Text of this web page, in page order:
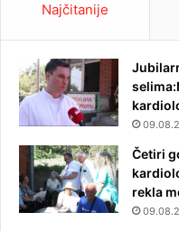
Najčitanije
Četiri
rekla